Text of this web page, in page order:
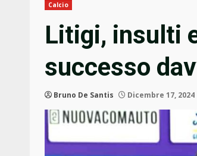
Calcio
Litigi, insulti
successo
Bruno De Santis Dicembre 17, 2024